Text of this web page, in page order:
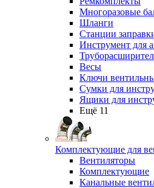
Многоразовые
Шланги
Станции
Инструмент для
Весы
Ключи
Сумки для
Ящики для
Ещё 11
Комплектующие для
Вентиляторы
Комплектующие
Канальные